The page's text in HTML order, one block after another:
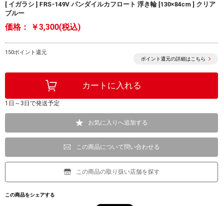
[ イガラシ ] FRS-149V パンダイルカフロート 浮き輪 [130×84cm ] クリア
ブルー
価格： ￥3,300(税込)
150ポイント還元
ポイント還元の詳細はこちら
1日～3日で発送予定
お気に入りへ追加する
この商品について問い合わせる
この商品の取り扱い店舗を探す
この商品をシェアする